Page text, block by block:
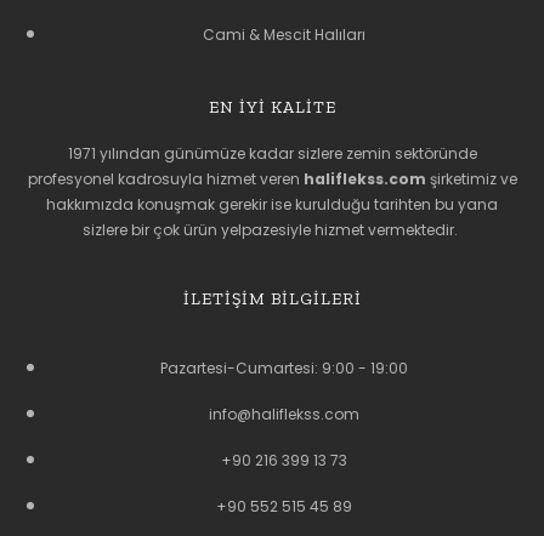
Cami & Mescit Halıları
EN İYİ KALİTE
1971 yılından günümüze kadar sizlere zemin sektöründe
profesyonel kadrosuyla hizmet veren haliflekss.com şirketimiz ve
hakkımızda konuşmak gerekir ise kurulduğu tarihten bu yana
sizlere bir çok ürün yelpazesiyle hizmet vermektedir.
İLETIŞIM BILGILERI
Pazartesi-Cumartesi: 9:00 - 19:00
info@haliflekss.com
+90 216 399 13 73
+90 552 515 45 89